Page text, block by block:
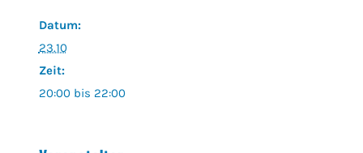
Datum:
23.10
Zeit:
20:00 bis 22:00